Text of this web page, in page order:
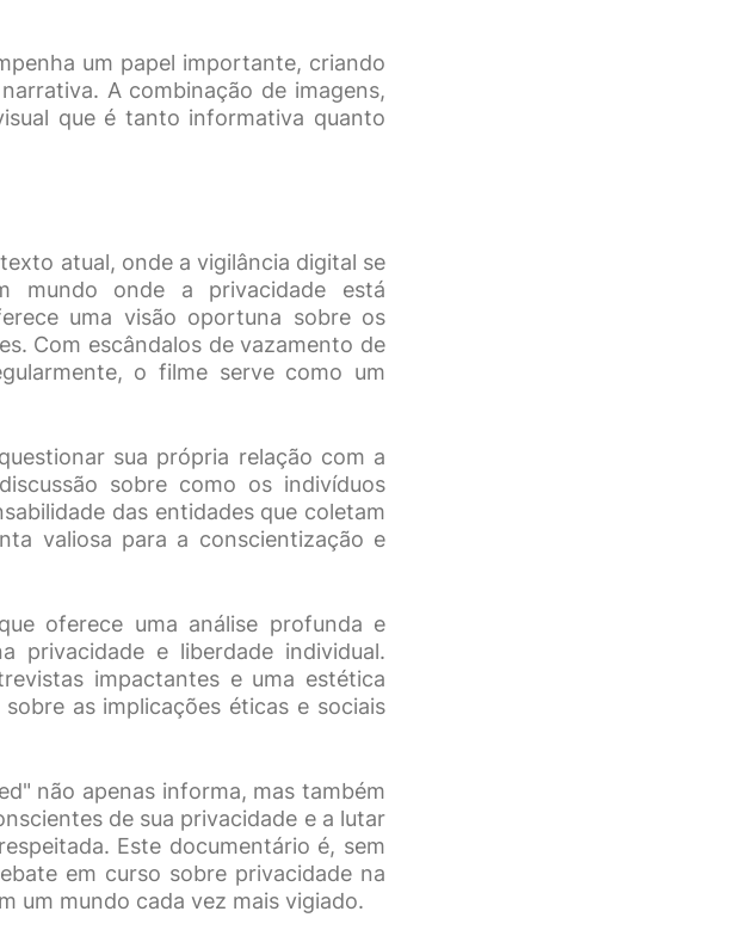
um papel importante, criando
A combinação de imagens,
que é tanto informativa quanto
atual, onde a vigilância digital se
mundo onde a privacidade está
uma visão oportuna sobre os
Com escândalos de vazamento de
o filme serve como um
sua própria relação com a
sobre como os indivíduos
das entidades que coletam
valiosa para a conscientização e
oferece uma análise profunda e
privacidade e liberdade individual.
impactantes e uma estética
as implicações éticas e sociais
não apenas informa, mas também
de sua privacidade e a lutar
Este documentário é, sem
em curso sobre privacidade na
um mundo cada vez mais vigiado.